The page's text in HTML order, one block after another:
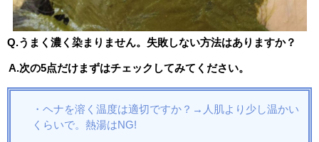
Q.うまく濃く染まりません。失敗しない方法はありますか？
A.次の5点だけまずはチェックしてみてください。
・ヘナを溶く温度は適切ですか？→人肌より少し温かい
くらいで。熱湯はNG!